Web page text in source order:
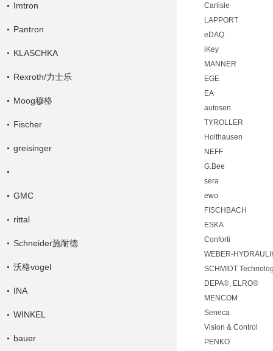
Imtron
Pantron
KLASCHKA
Rexroth/力士乐
Moog穆格
Fischer
greisinger
GMC
rittal
Schneider施耐德
沃格vogel
INA
WINKEL
bauer
Carlisle
LAPPORT
eDAQ
iKey
MANNER
EGE
EA
autosen
TYROLLER
Holthausen
NEFF
G.Bee
sera
ewo
FISCHBACH
ESKA
Conforti
WEBER-
SCHMIDT
DEPA®, ELRO®
MENCOM
Seneca
Vision & Control
PENKO